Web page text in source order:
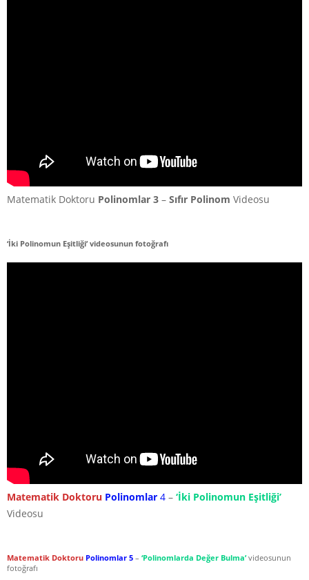
Matematik Doktoru Polinomlar 3 – Sıfır Polinom Videosu
‘İki Polinomun Eşitliği’ videosunun fotoğrafı
Matematik Doktoru Polinomlar 4 – ‘İki Polinomun Eşitliği’
Videosu
Matematik Doktoru Polinomlar 5 – ‘Polinomlarda Değer Bulma’ videosunun
fotoğrafı